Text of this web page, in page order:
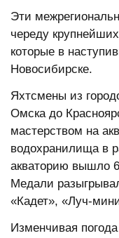
Эти
череду
которые в
Новосибирске.
Яхтсмены из
Омска до
мастерством на
водохранилища в
акваторию вышло
Медали
«Кадет», «Луч-
Изменчивая